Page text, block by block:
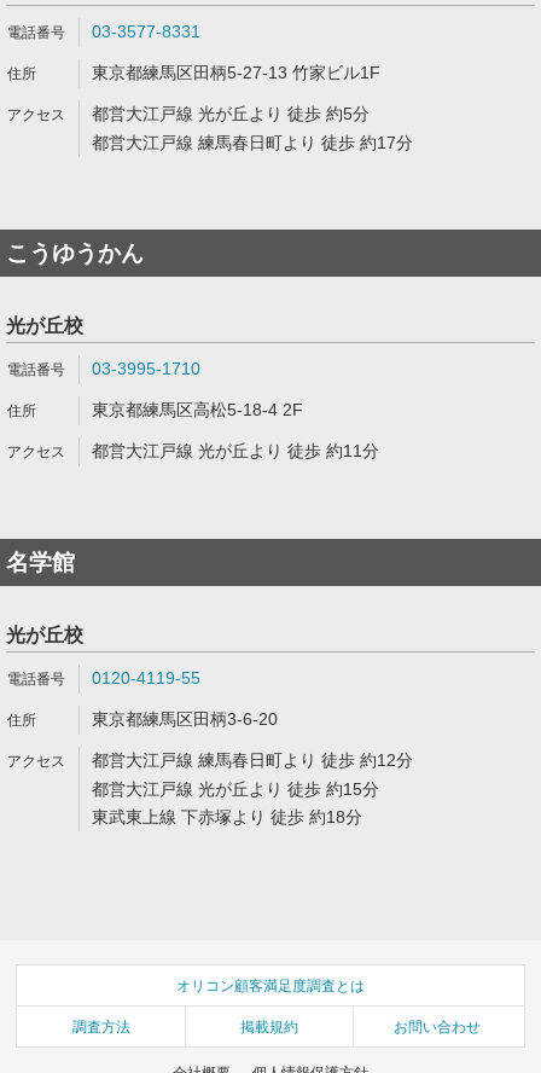
03-3577-8331
東京都練馬区田柄5-27-13 竹家ビル1F
都営大江戸線 光が丘より 徒歩 約5分
都営大江戸線 練馬春日町より 徒歩 約17分
こうゆうかん
光が丘校
03-3995-1710
東京都練馬区高松5-18-4 2F
都営大江戸線 光が丘より 徒歩 約11分
名学館
光が丘校
0120-4119-55
東京都練馬区田柄3-6-20
都営大江戸線 練馬春日町より 徒歩 約12分
都営大江戸線 光が丘より 徒歩 約15分
東武東上線 下赤塚より 徒歩 約18分
オリコン顧客満足度調査とは
調査方法 掲載規約 お問い合わせ